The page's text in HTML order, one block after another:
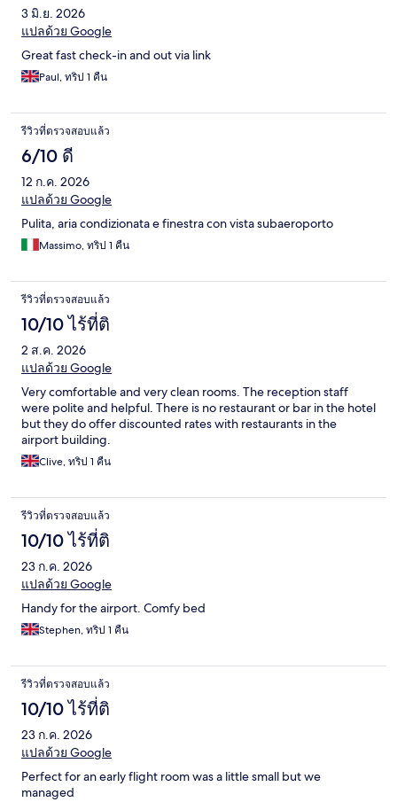
3 มิ.ย. 2026
แปลด้วย Google
Great fast check-in and out via link
Paul, ทริป 1 คืน
รีวิวที่ตรวจสอบแล้ว
6/10 ดี
12 ก.ค. 2026
แปลด้วย Google
Pulita, aria condizionata e finestra con vista subaeroporto
Massimo, ทริป 1 คืน
รีวิวที่ตรวจสอบแล้ว
10/10 ไร้ที่ติ
2 ส.ค. 2026
แปลด้วย Google
Very comfortable and very clean rooms. The reception staff
were polite and helpful. There is no restaurant or bar in the hotel
but they do offer discounted rates with restaurants in the
airport building.
Clive, ทริป 1 คืน
รีวิวที่ตรวจสอบแล้ว
10/10 ไร้ที่ติ
23 ก.ค. 2026
แปลด้วย Google
Handy for the airport. Comfy bed
Stephen, ทริป 1 คืน
รีวิวที่ตรวจสอบแล้ว
10/10 ไร้ที่ติ
23 ก.ค. 2026
แปลด้วย Google
Perfect for an early flight room was a little small but we
managed